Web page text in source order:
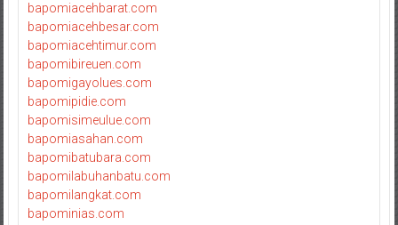
bapomiacehbarat.com
bapomiacehbesar.com
bapomiacehtimur.com
bapomibireuen.com
bapomigayolues.com
bapomipidie.com
bapomisimeulue.com
bapomiasahan.com
bapomibatubara.com
bapomilabuhanbatu.com
bapomilangkat.com
bapominias.com